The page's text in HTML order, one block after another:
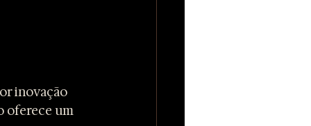
inovação
oferece um